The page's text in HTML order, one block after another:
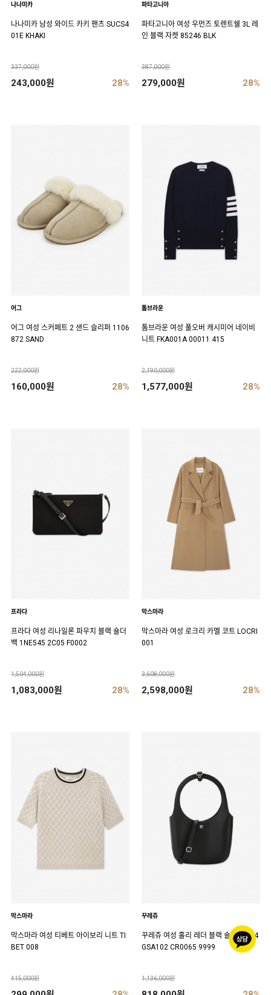
나나미카
나나미카 남성 와이드 카키 팬츠 SUCS4
01E KHAKI
337,000원
243,000원 28%
파타고니아
파타고니아 여성 우먼즈 토렌트쉘 3L 레
인 블랙 자켓 85246 BLK
387,000원
279,000원 28%
어그
어그 여성 스커페트 2 샌드 슬리퍼 1106
872 SAND
222,000원
160,000원 28%
톰브라운
톰브라운 여성 풀오버 캐시미어 네이비
니트 FKA001A 00011 415
2,190,000원
1,577,000원 28%
프라다
프라다 여성 리나일론 파우치 블랙 숄더
백 1NE545 2C05 F0002
1,504,000원
1,083,000원 28%
막스마라
막스마라 여성 로크리 카멜 코트 LOCRI
001
3,608,000원
2,598,000원 28%
막스마라
막스마라 여성 티베트 아이보리 니트 TI
BET 008
415,000원
꾸레쥬
꾸레쥬 여성 홀리 레더 블랙 숄더백 224
GSA102 CR0065 9999
1,136,000원